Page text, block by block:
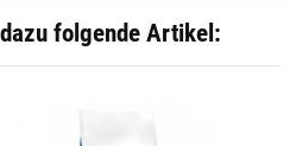
folgende Artikel: